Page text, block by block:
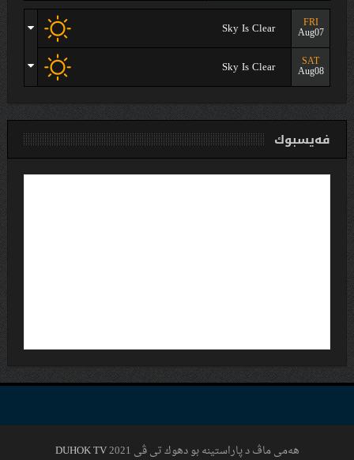
FRI
Aug07
Sky Is Clear
SAT
Aug08
Sky Is Clear
فەیسبوك
هەمی ماڤ د پاراستینە بو دهوك تی ڤی 2021 DUHOK TV